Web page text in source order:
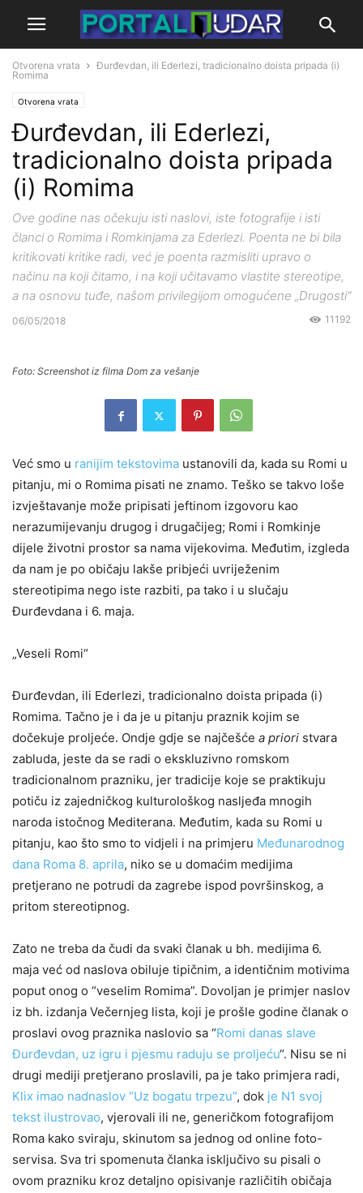
Otvorena vrata
Đurđevdan, ili Ederlezi, tradicionalno doista pripada (i)
Romima
Otvorena vrata
Đurđevdan, ili Ederlezi,
tradicionalno doista pripada
(i) Romima
Ove godine nas očekuju isti naslovi, iste fotografije i isti
članci o Romima i Romkinjama za Ederlezi. Poenta ne bi bila
kritikovati kritike radi, već je poenta razmisliti upravo o
načinu na koji čitamo, i na koji učitavamo vlastite stereotipe,
a na osnovu tuđe, našom privilegijom omogućene „Drugosti“
06/05/2018 11192
Foto: Screenshot iz filma Dom za vešanje
Već smo u ranijim tekstovima ustanovili da, kada su Romi u
pitanju, mi o Romima pisati ne znamo. Teško se takvo loše
izvještavanje može pripisati jeftinom izgovoru kao
nerazumijevanju drugog i drugačijeg; Romi i Romkinje
dijele životni prostor sa nama vijekovima. Međutim, izgleda
da nam je po običaju lakše pribjeći uvriježenim
stereotipima nego iste razbiti, pa tako i u slučaju
Đurđevdana i 6. maja.
„Veseli Romi“
Đurđevdan, ili Ederlezi, tradicionalno doista pripada (i)
Romima. Tačno je i da je u pitanju praznik kojim se
dočekuje proljeće. Ondje gdje se najčešće a priori stvara
zabluda, jeste da se radi o ekskluzivno romskom
tradicionalnom prazniku, jer tradicije koje se praktikuju
potiču iz zajedničkog kulturološkog nasljeđa mnogih
naroda istočnog Mediterana. Međutim, kada su Romi u
pitanju, kao što smo to vidjeli i na primjeru Međunarodnog
dana Roma 8. aprila, niko se u domaćim medijima
pretjerano ne potrudi da zagrebe ispod površinskog, a
pritom stereotipnog.
Zato ne treba da čudi da svaki članak u bh. medijima 6.
maja već od naslova obiluje tipičnim, a identičnim motivima
poput onog o “veselim Romima”. Dovoljan je primjer naslov
iz bh. izdanja Večernjeg lista, koji je prošle godine članak o
proslavi ovog praznika naslovio sa “Romi danas slave
Đurđevdan, uz igru i pjesmu raduju se proljeću“. Nisu se ni
drugi mediji pretjerano proslavili, pa je tako primjera radi,
Klix imao nadnaslov “Uz bogatu trpezu”, dok je N1 svoj
tekst ilustrovao, vjerovali ili ne, generičkom fotografijom
Roma kako sviraju, skinutom sa jednog od online foto-
servisa. Sva tri spomenuta članka isključivo su pisali o
ovom prazniku kroz detaljno opisivanje različitih običaja